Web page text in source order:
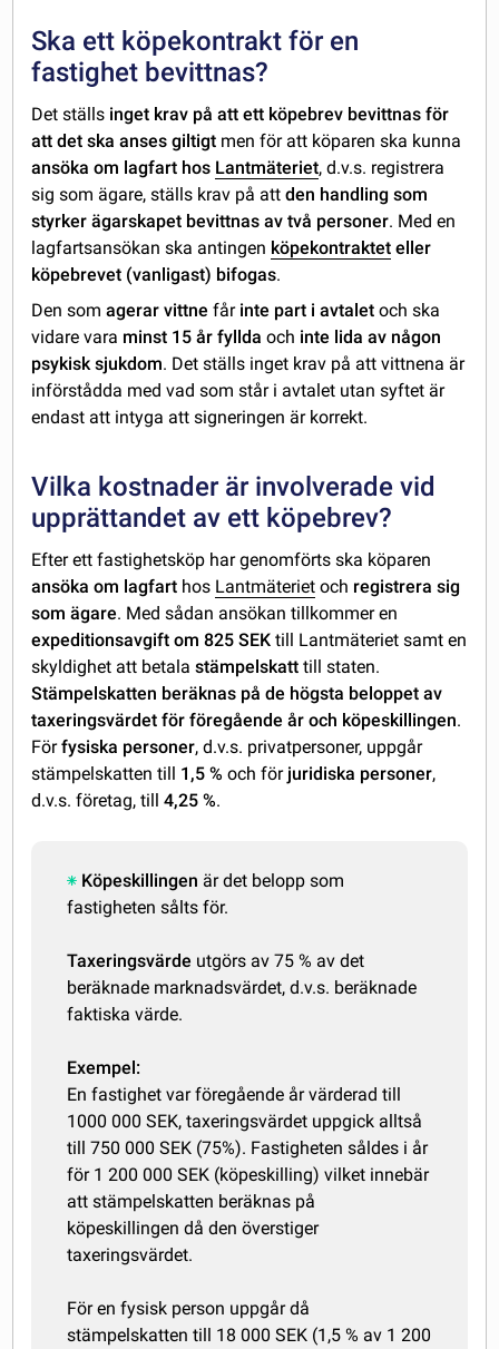
Ska ett köpekontrakt för en
fastighet bevittnas?
Det ställs inget krav på att ett köpebrev bevittnas för
att det ska anses giltigt men för att köparen ska kunna
ansöka om lagfart hos Lantmäteriet, d.v.s. registrera
sig som ägare, ställs krav på attden handling som
styrker ägarskapet bevittnas av två personer. Med en
lagfartsansökan ska antingen köpekontraktet eller
köpebrevet (vanligast) bifogas.
Den somagerar vittne fårinte part i avtaletoch ska
vidare vara minst 15 år fyllda och inte lida av någon
psykisk sjukdom. Det ställs inget krav på att vittnena är
införstådda med vad som står i avtalet utan syftet är
endast att intyga att signeringen är korrekt.
Vilka kostnader är involverade vid
upprättandet av ett köpebrev?
Efter ett fastighetsköp har genomförts ska köparen
ansöka om lagfart hos Lantmäteriet och registrera sig
som ägare. Med sådan ansökan tillkommer en
expeditionsavgift om 825 SEK till Lantmäteriet samt en
skyldighet att betalastämpelskatt till staten.
Stämpelskatten beräknas på de högsta beloppet av
taxeringsvärdet för föregående år och köpeskillingen.
Förfysiska personer, d.v.s. privatpersoner, uppgår
stämpelskatten till 1,5 % och förjuridiska personer,
d.v.s. företag, till4,25 %.
Köpeskillingen är det belopp som
fastigheten sålts för.
Taxeringsvärde utgörs av 75 % av det
beräknade marknadsvärdet, d.v.s. beräknade
faktiska värde.
Exempel:
En fastighet var föregående år värderad till
1000 000 SEK, taxeringsvärdet uppgick alltså
till 750 000 SEK (75%). Fastigheten såldes i år
för 1 200 000 SEK (köpeskilling) vilket innebär
att stämpelskatten beräknas på
köpeskillingen då den överstiger
taxeringsvärdet.
För en fysisk person uppgår då
stämpelskatten till 18 000 SEK (1,5 % av 1 200